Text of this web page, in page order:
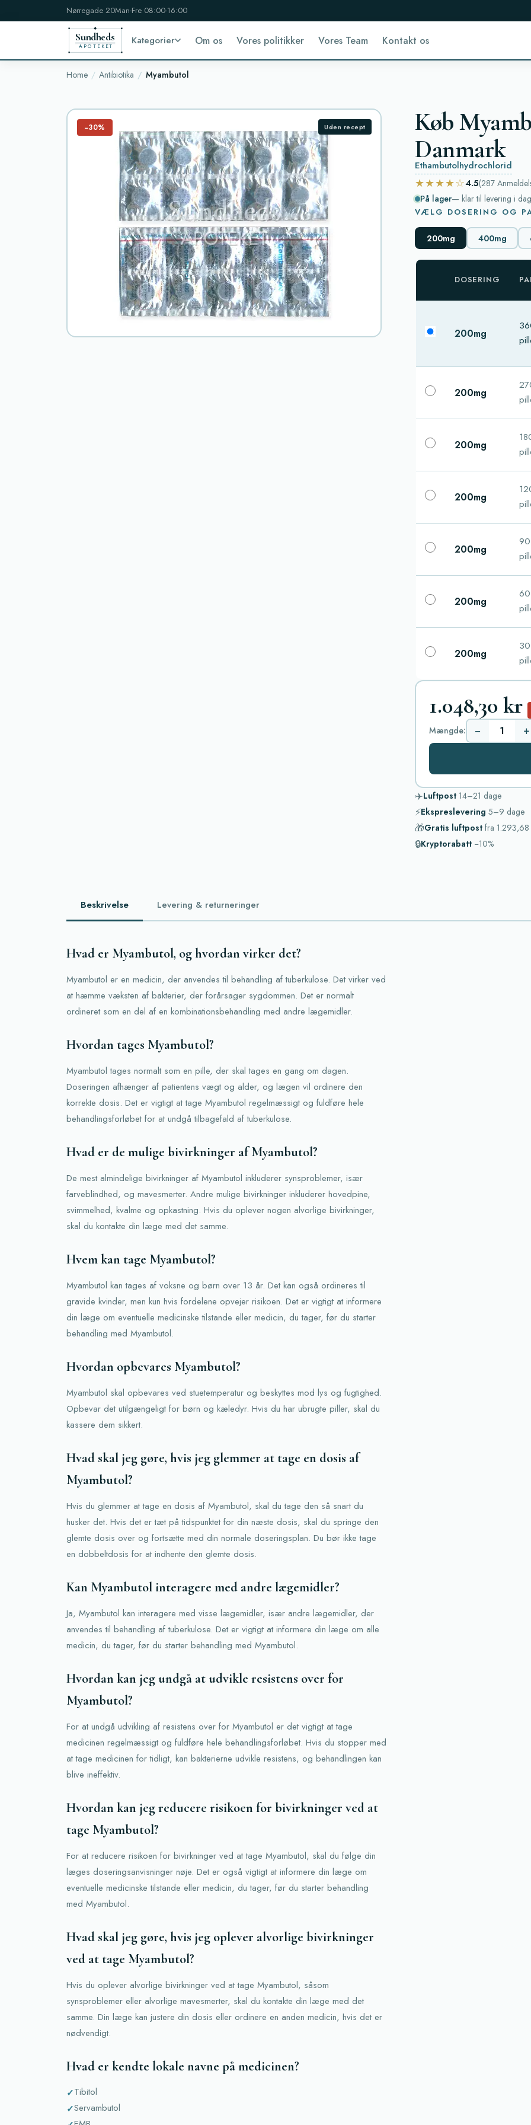
Nørregade 20Man-Fre 08:00-16:00
Sundheds
APOTEKET
Kategorier Om os Vores politikker Vores Team Kontakt os
Home Antibiotika Myambutol
−30% Uden recept
Køb
Danmark
Ethambutolhydrochlorid
★★★★☆4.5(287
På lager— klar til levering i dag
VÆLG DOSERING OG
200mg 400mg
DOSERING
200mg
200mg
200mg
200mg
200mg
90
200mg
60
200mg
30
1.048,30 kr
Mængde: − +
✈️Luftpost 14–21 dage
⚡Ekspreslevering 5–9 dage
🎁Gratis luftpost fra
🔒Kryptorabatt −10%
Beskrivelse Levering & returneringer
Hvad er Myambutol, og hvordan virker det?
Myambutol er en medicin, der anvendes til behandling af tuberkulose. Det virker ved
at hæmme væksten af ​​bakterier, der forårsager sygdommen. Det er normalt
ordineret som en del af en kombinationsbehandling med andre lægemidler.
Hvordan tages Myambutol?
Myambutol tages normalt som en pille, der skal tages en gang om dagen.
Doseringen afhænger af patientens vægt og alder, og lægen vil ordinere den
korrekte dosis. Det er vigtigt at tage Myambutol regelmæssigt og fuldføre hele
behandlingsforløbet for at undgå tilbagefald af tuberkulose.
Hvad er de mulige bivirkninger af Myambutol?
De mest almindelige bivirkninger af Myambutol inkluderer synsproblemer, især
farveblindhed, og mavesmerter. Andre mulige bivirkninger inkluderer hovedpine,
svimmelhed, kvalme og opkastning. Hvis du oplever nogen alvorlige bivirkninger,
skal du kontakte din læge med det samme.
Hvem kan tage Myambutol?
Myambutol kan tages af voksne og børn over 13 år. Det kan også ordineres til
gravide kvinder, men kun hvis fordelene opvejer risikoen. Det er vigtigt at informere
din læge om eventuelle medicinske tilstande eller medicin, du tager, før du starter
behandling med Myambutol.
Hvordan opbevares Myambutol?
Myambutol skal opbevares ved stuetemperatur og beskyttes mod lys og fugtighed.
Opbevar det utilgængeligt for børn og kæledyr. Hvis du har ubrugte piller, skal du
kassere dem sikkert.
Hvad skal jeg gøre, hvis jeg glemmer at tage en dosis af
Myambutol?
Hvis du glemmer at tage en dosis af Myambutol, skal du tage den så snart du
husker det. Hvis det er tæt på tidspunktet for din næste dosis, skal du springe den
glemte dosis over og fortsætte med din normale doseringsplan. Du bør ikke tage
en dobbeltdosis for at indhente den glemte dosis.
Kan Myambutol interagere med andre lægemidler?
Ja, Myambutol kan interagere med visse lægemidler, især andre lægemidler, der
anvendes til behandling af tuberkulose. Det er vigtigt at informere din læge om alle
medicin, du tager, før du starter behandling med Myambutol.
Hvordan kan jeg undgå at udvikle resistens over for
Myambutol?
For at undgå udvikling af resistens over for Myambutol er det vigtigt at tage
medicinen regelmæssigt og fuldføre hele behandlingsforløbet. Hvis du stopper med
at tage medicinen for tidligt, kan bakterierne udvikle resistens, og behandlingen kan
blive ineffektiv.
Hvordan kan jeg reducere risikoen for bivirkninger ved at
tage Myambutol?
For at reducere risikoen for bivirkninger ved at tage Myambutol, skal du følge din
læges doseringsanvisninger nøje. Det er også vigtigt at informere din læge om
eventuelle medicinske tilstande eller medicin, du tager, før du starter behandling
med Myambutol.
Hvad skal jeg gøre, hvis jeg oplever alvorlige bivirkninger
ved at tage Myambutol?
Hvis du oplever alvorlige bivirkninger ved at tage Myambutol, såsom
synsproblemer eller alvorlige mavesmerter, skal du kontakte din læge med det
samme. Din læge kan justere din dosis eller ordinere en anden medicin, hvis det er
nødvendigt.
Hvad er kendte lokale navne på medicinen?
Tibitol
Servambutol